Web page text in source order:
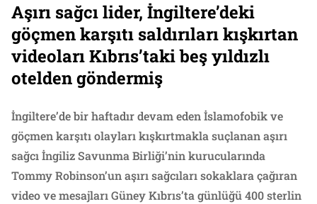
Aşırı sağcı lider, İngiltere’deki
göçmen karşıtı saldırıları kışkırtan
videoları Kıbrıs’taki beş yıldızlı
otelden göndermiş
İngiltere’de bir haftadır devam eden İslamofobik ve
göçmen karşıtı olayları kışkırtmakla suçlanan aşırı
sağcı İngiliz Savunma Birliği’nin kurucularında
Tommy Robinson’un aşırı sağcıları sokaklara çağıran
video ve mesajları Güney Kıbrıs’ta günlüğü 400 sterlin